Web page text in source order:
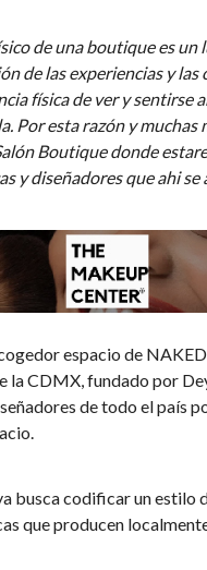
de una boutique es un
de las experiencias y las
física de ver y sentirse
Por esta razón y muchas
Boutique donde
y diseñadores que ahi se
espacio de
CDMX, fundado por
de todo el país
busca codificar un estilo
que producen